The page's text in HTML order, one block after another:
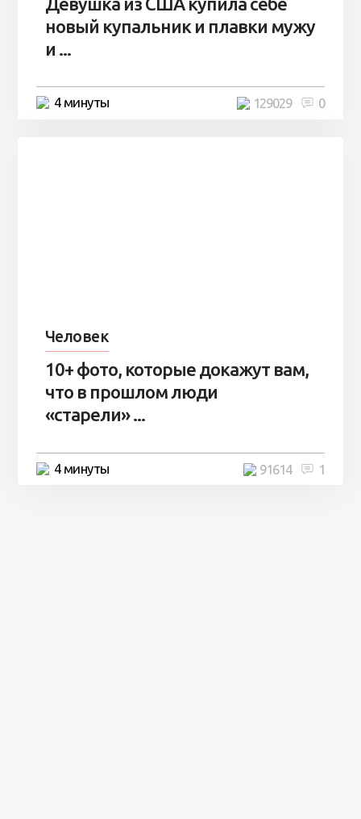
новый купальник и плавки мужу
и ...
4 минуты 0
129029
Человек
10+ фото, которые докажут вам,
что в прошлом люди
«старели» ...
4 минуты 1
91614